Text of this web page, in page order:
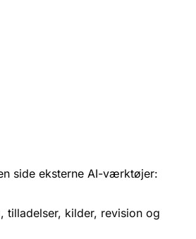
side eksterne AI-værktøjer:
tilladelser, kilder, revision og